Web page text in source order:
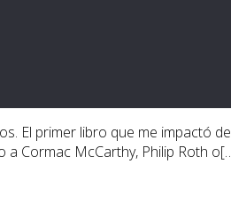
El primer libro que me impactó
a Cormac McCarthy, Philip Roth